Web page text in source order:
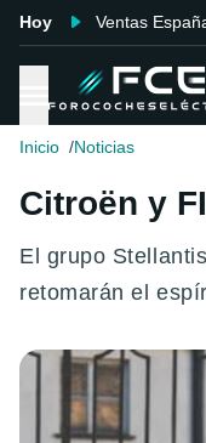
Hoy Ventas
Inicio Noticias
Citroën y
El grupo
retomarán el